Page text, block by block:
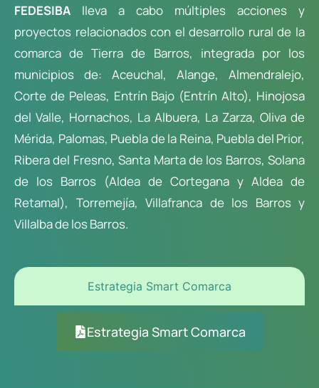
FEDESIBA lleva a cabo múltiples acciones y
proyectos relacionados con el desarrollo rural de la
comarca de Tierra de Barros, integrada por los
municipios de: Aceuchal, Alange, Almendralejo,
Corte de Peleas, Entrín Bajo (Entrín Alto), Hinojosa
del Valle, Hornachos, La Albuera, La Zarza, Oliva de
Mérida, Palomas, Puebla de la Reina, Puebla del Prior,
Ribera del Fresno, Santa Marta de los Barros, Solana
de los Barros (Aldea de Cortegana y Aldea de
Retamal), Torremejía, Villafranca de los Barros y
Villalba de los Barros.
Estrategia Smart Comarca
Estrategia Smart Comarca